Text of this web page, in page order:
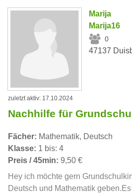
Marija
Marija16
0
47137
zuletzt aktiv: 17.10.2024
Nachhilfe für
Fächer: Mathematik, Deutsch
Klasse: 1 bis: 4
Preis / 45min: 9,50 €
Hey ich möchte gern
Deutsch und Mathematik